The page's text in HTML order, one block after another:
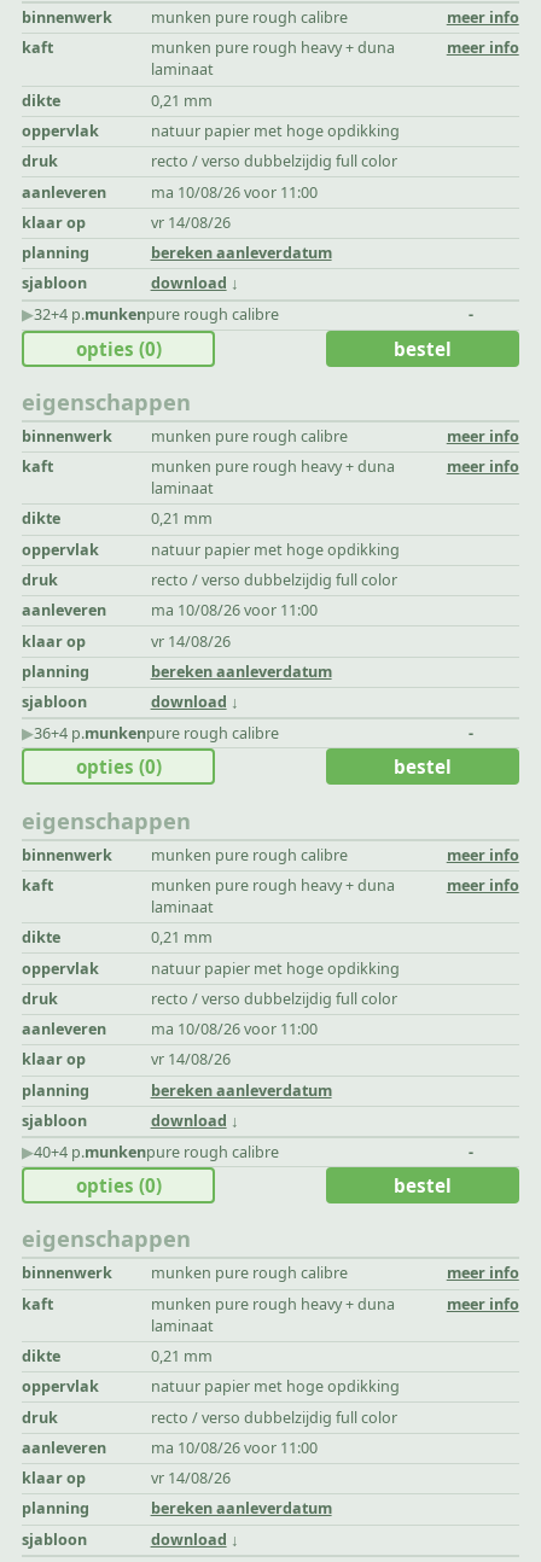
binnenwerk munken pure rough calibre
meer info
kaft
munken pure rough heavy + duna
laminaat
meer info
dikte
0,21 mm
oppervlak
natuur papier met hoge opdikking
druk
recto / verso dubbelzijdig full color
aanleveren
ma 10/08/26 voor 11:00
klaar op
vr 14/08/26
planning
bereken aanleverdatum
sjabloon
download
▶︎32+4 p.munkenpure rough calibre -
eigenschappen
binnenwerk munken pure rough calibre
meer info
kaft
munken pure rough heavy + duna
laminaat
meer info
dikte
0,21 mm
oppervlak
natuur papier met hoge opdikking
druk
recto / verso dubbelzijdig full color
aanleveren
ma 10/08/26 voor 11:00
klaar op
vr 14/08/26
planning
bereken aanleverdatum
sjabloon
download
opties (0) bestel
▶︎36+4 p.munkenpure rough calibre -
eigenschappen
binnenwerk munken pure rough calibre
meer info
kaft
munken pure rough heavy + duna
laminaat
meer info
dikte
0,21 mm
oppervlak
natuur papier met hoge opdikking
druk
recto / verso dubbelzijdig full color
aanleveren
ma 10/08/26 voor 11:00
klaar op
vr 14/08/26
planning
bereken aanleverdatum
sjabloon
download
opties (0) bestel
▶︎40+4 p.munkenpure rough calibre -
eigenschappen
binnenwerk munken pure rough calibre
meer info
kaft
munken pure rough heavy + duna
laminaat
meer info
dikte
0,21 mm
oppervlak
natuur papier met hoge opdikking
druk
recto / verso dubbelzijdig full color
aanleveren
ma 10/08/26 voor 11:00
klaar op
vr 14/08/26
planning
bereken aanleverdatum
sjabloon
download
opties (0) bestel